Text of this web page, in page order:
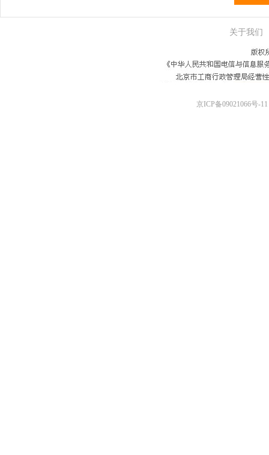
关于我们
京ICP备09021066号-11